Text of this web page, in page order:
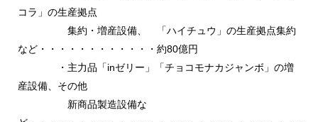
コラ」の生産拠点
集約・増産設備、 「ハイチュウ」の生産拠点集約
など・・・・・・・・・・・・約80億円
・主力品「inゼリー」「チョコモナカジャンボ」の増
産設備、その他
新商品製造設備な